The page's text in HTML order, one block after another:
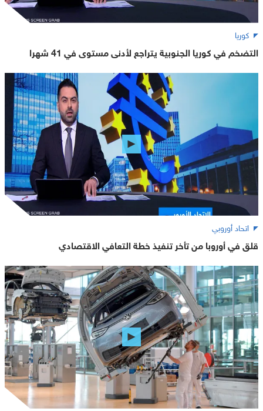
كوريا
التضخم في كوريا الجنوبية يتراجع لأدنى مستوى في 41 شهرا
اتحاد أوروبي
قلق في أوروبا من تأخر تنفيذ خطة التعافي الاقتصادي